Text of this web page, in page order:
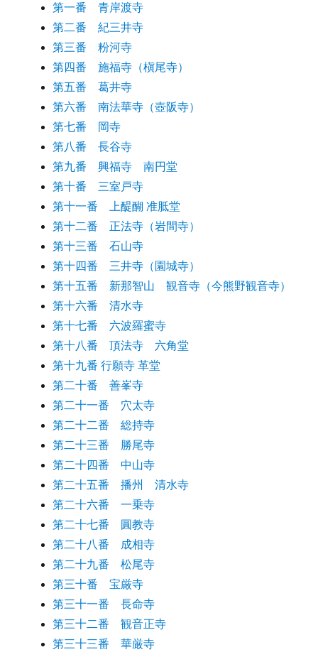
第一番 青岸渡寺
第二番 紀三井寺
第三番 粉河寺
第四番 施福寺（槇尾寺）
第五番 葛井寺
第六番 南法華寺（壺阪寺）
第七番 岡寺
第八番 長谷寺
第九番 興福寺 南円堂
第十番 三室戸寺
第十一番 上醍醐 准胝堂
第十二番 正法寺（岩間寺）
第十三番 石山寺
第十四番 三井寺（園城寺）
第十五番 新那智山 観音寺（今熊野観音寺）
第十六番 清水寺
第十七番 六波羅蜜寺
第十八番 頂法寺 六角堂
第十九番 行願寺 革堂
第二十番 善峯寺
第二十一番 穴太寺
第二十二番 総持寺
第二十三番 勝尾寺
第二十四番 中山寺
第二十五番 播州 清水寺
第二十六番 一乗寺
第二十七番 圓教寺
第二十八番 成相寺
第二十九番 松尾寺
第三十番 宝厳寺
第三十一番 長命寺
第三十二番 観音正寺
第三十三番 華厳寺